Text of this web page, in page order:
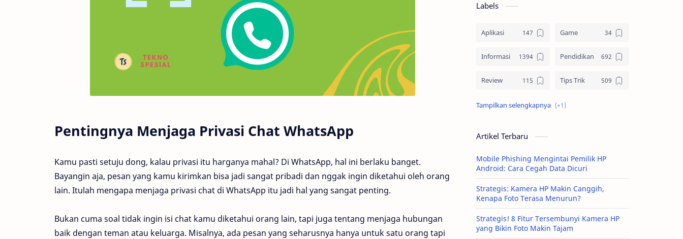
Pentingnya Menjaga Privasi Chat WhatsApp
Kamu pasti setuju dong, kalau privasi itu harganya mahal? Di WhatsApp, hal ini berlaku banget.
Bayangin aja, pesan yang kamu kirimkan bisa jadi sangat pribadi dan nggak ingin diketahui oleh orang
lain. Itulah mengapa menjaga privasi chat di WhatsApp itu jadi hal yang sangat penting.
Bukan cuma soal tidak ingin isi chat kamu diketahui orang lain, tapi juga tentang menjaga hubungan
baik dengan teman atau keluarga. Misalnya, ada pesan yang seharusnya hanya untuk satu orang tapi
Labels
Aplikasi Game
Informasi Pendidikan
Review Tips Trik
Tutorial
Artikel Terbaru
Mobile Phishing Mengintai Pemilik HP
Android: Cara Cegah Data Dicuri
Strategis: Kamera HP Makin Canggih,
Kenapa Foto Terasa Menurun?
Strategis! 8 Fitur Tersembunyi Kamera HP
yang Bikin Foto Makin Tajam